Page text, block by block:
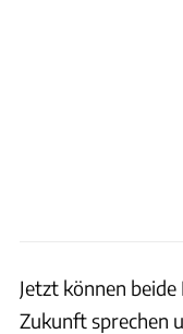
Jetzt können
Zukunft sprechen